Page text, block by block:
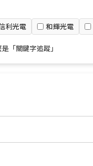
利光電 和輝光電
「關鍵字追蹤」